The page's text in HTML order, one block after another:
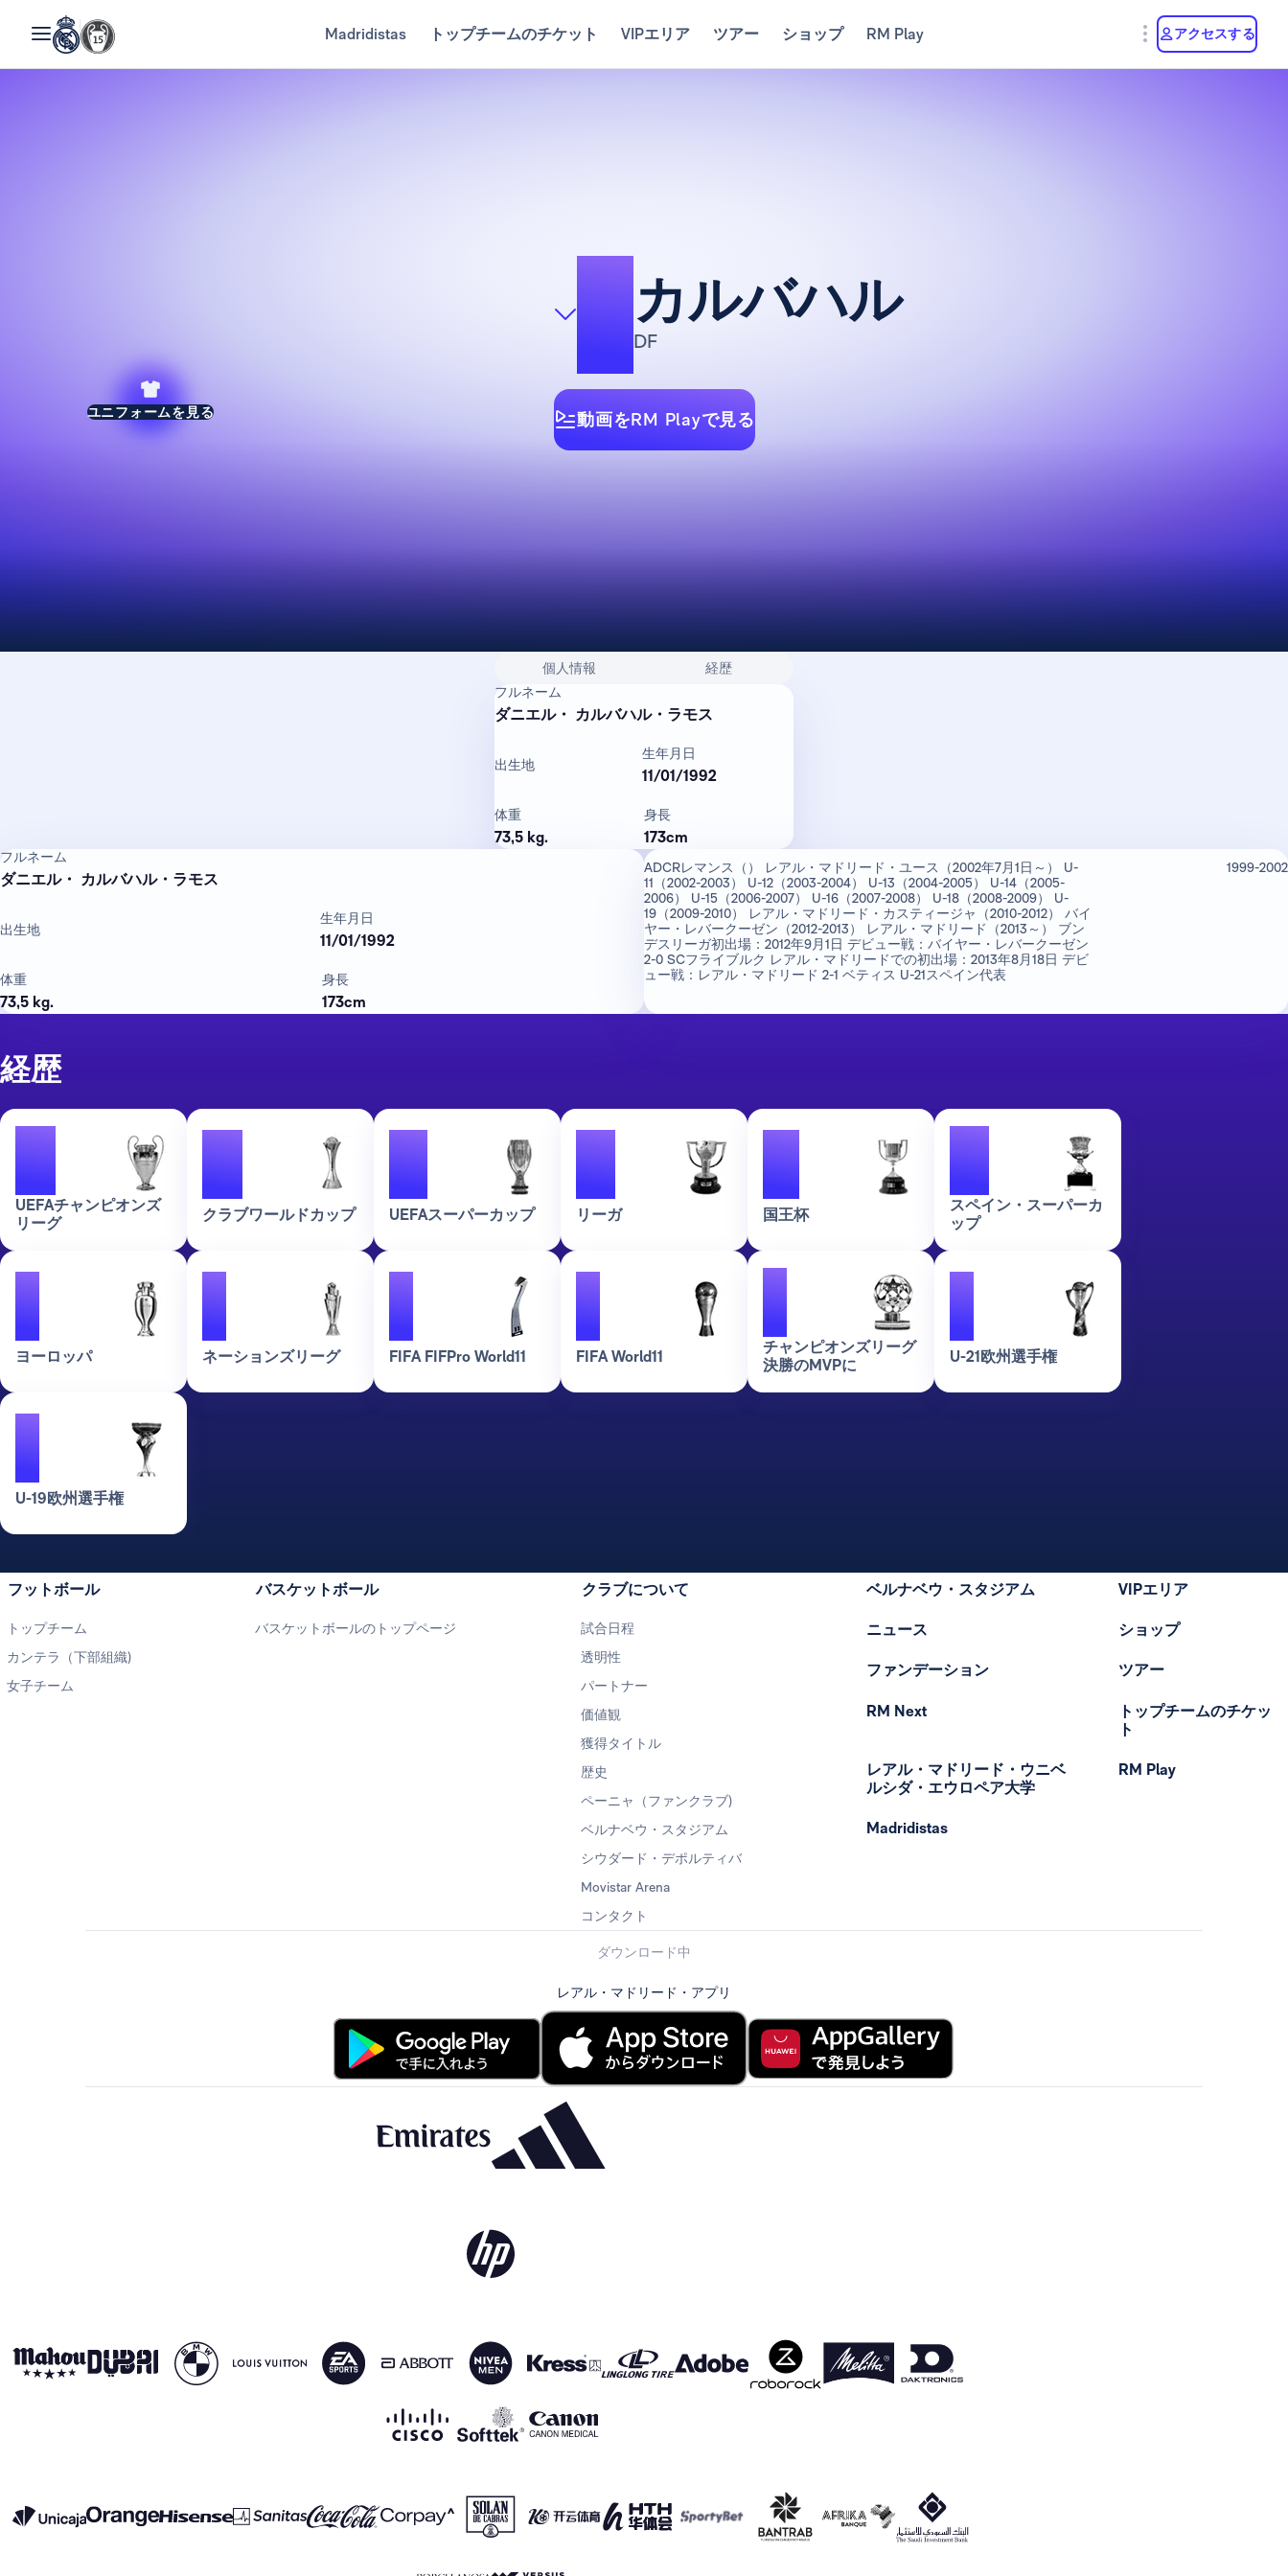
Madridistas トップチームのチケット VIPエリア ツアー ショップ RM Play アクセスする
2カルバハル
DF
動画をRM Playで見る
ユニフォームを見る
個人情報
経歴
フルネーム
ダニエル・ カルバハル・ラモス
出生地
生年月日
11/01/1992
体重
73,5 kg.
身長
173cm
フルネーム
ダニエル・ カルバハル・ラモス
出生地
生年月日
11/01/1992
体重
73,5 kg.
身長
173cm
ADCRレマンス（） レアル・マドリード・ユース（2002年7月1日～） U-
11（2002-2003） U-12（2003-2004） U-13（2004-2005） U-14（2005-
2006） U-15（2006-2007） U-16（2007-2008） U-18（2008-2009） U-
19（2009-2010） レアル・マドリード・カスティージャ（2010-2012） バイ
ヤー・レバークーゼン（2012-2013） レアル・マドリード（2013～） ブン
デスリーガ初出場：2012年9月1日 デビュー戦：バイヤー・レバークーゼン
2-0 SCフライブルク レアル・マドリードでの初出場：2013年8月18日 デビ
ュー戦：レアル・マドリード 2-1 ベティス U-21スペイン代表
1999-2002
経歴
6
UEFAチャンピオンズ
リーグ
6
クラブワールドカップ
5
UEFAスーパーカップ
4
リーガ
2
国王杯
4
スペイン・スーパーカ
ップ
1
ヨーロッパ
1
ネーションズリーグ
1
FIFA FIFPro World11
1
FIFA World11
1
チャンピオンズリーグ
決勝のMVPに
1
U-21欧州選手権
1
U-19欧州選手権
フットボール
トップチーム
カンテラ（下部組織)
女子チーム
バスケットボール
バスケットボールのトップページ
クラブについて
試合日程
透明性
パートナー
価値観
獲得タイトル
歴史
ペーニャ（ファンクラブ)
ベルナベウ・スタジアム
シウダード・デポルティバ
Movistar Arena
コンタクト
ベルナベウ・スタジアム
ニュース
ファンデーション
RM Next
レアル・マドリード・ウニベ
ルシダ・エウロペア大学
Madridistas
VIPエリア
ショップ
ツアー
トップチームのチケッ
ト
RM Play
ダウンロード中
レアル・マドリード・アプリ